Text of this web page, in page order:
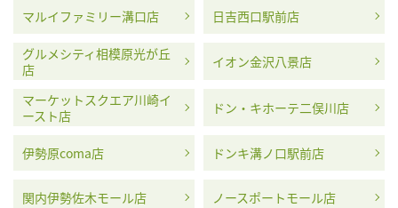
マルイファミリー溝口店 日吉西口駅前店
グルメシティ相模原光が丘
店
イオン金沢八景店
マーケットスクエア川崎イ
ースト店
ドン・キホーテ二俣川店
伊勢原coma店 ドンキ溝ノ口駅前店
関内伊勢佐木モール店 ノースポートモール店